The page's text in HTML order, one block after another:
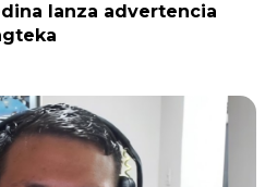
lanza advertencia